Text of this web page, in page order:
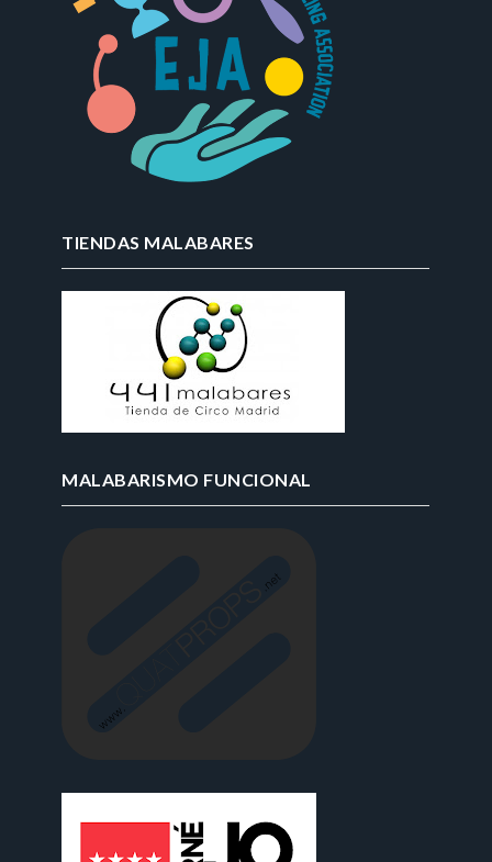
TIENDAS MALABARES
MALABARISMO FUNCIONAL